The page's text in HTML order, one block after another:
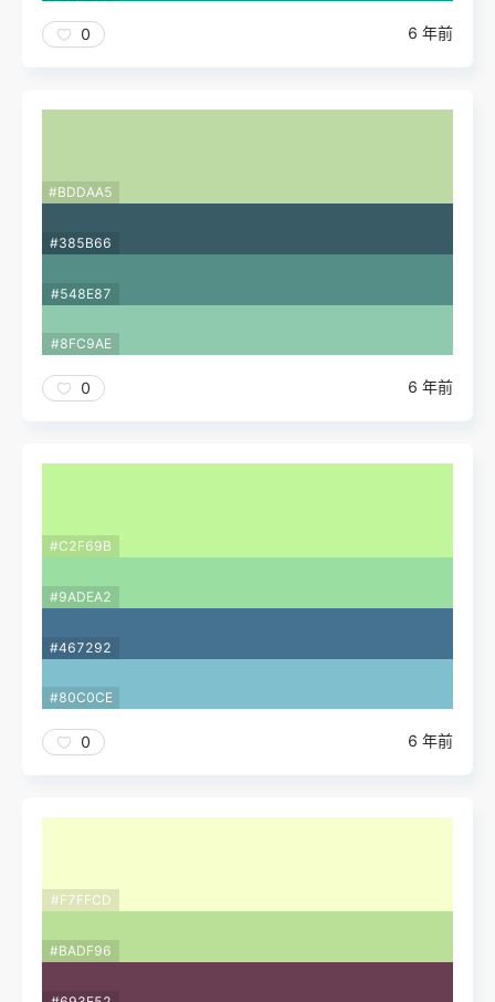
0 6 年前
#BDDAA5
#385B66
#548E87
#8FC9AE
0 6 年前
#C2F69B
#9ADEA2
#467292
#80C0CE
0 6 年前
#F7FFCD
#BADF96